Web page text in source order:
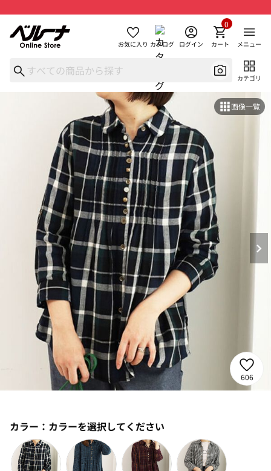
お気に入り カタログ ログイン カート
0
メニュー
カテゴリ
画像一覧
606
カラー： カラーを選択してください